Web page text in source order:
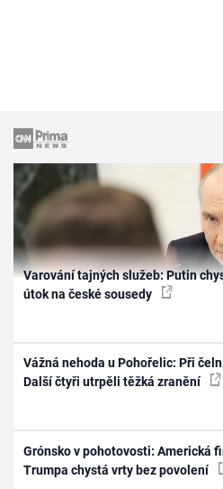
Varování tajných služeb: Putin
útok na české sousedy
Vážná nehoda u Pohořelic: Při
Další čtyři utrpěli těžká zranění
Grónsko v pohotovosti: Americká
Trumpa chystá vrty bez povolení